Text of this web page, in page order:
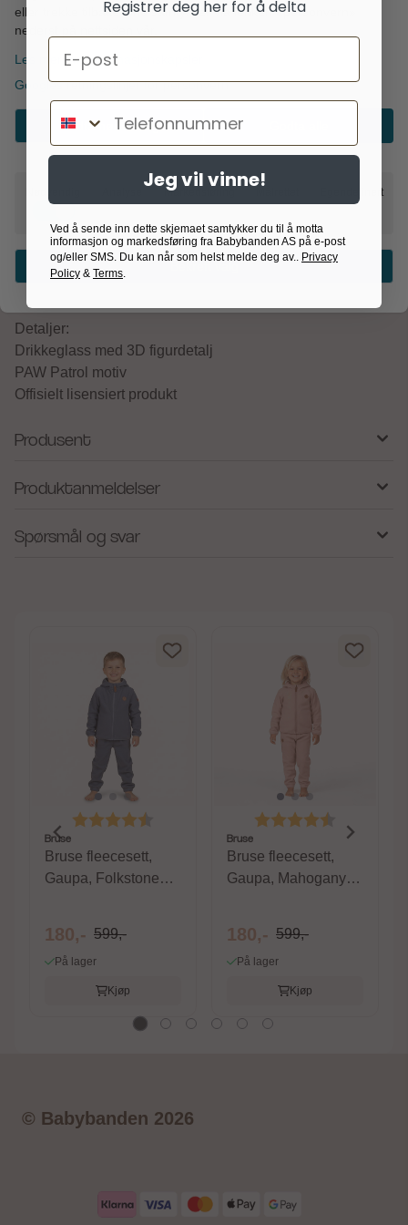
på lokket.
Perfekt til hverdagsbruk, bursdagsfester eller som en liten
Detaljer:
Drikkeglass med 3D figurdetalj
PAW Patrol motiv
Offisielt lisensiert produkt
Produsent
Produktanmeldelser
Spørsmål og svar
Karakter:
Bruse
Bruse fleecesett,
Gaupa, Folkstone
180,- 599,-
På lager
Kjøp
Karakter:
Bruse
Bruse fleecesett,
Gaupa, Mahogany
180,- 599,-
På lager
Kjøp
© Babybanden 2026
eller trekke tilbake dine samtykker via lenken «personvern»
nederst på nettsiden vår.
Les mer om informasjonskapsler
Googles retningslinjer for personvern
Godta nødvendig
Markedsføring Egendefinert
Bekreft valg
Registrer deg her for å delta
Email
Telefonnummer
Jeg vil vinne!
Ved å sende inn dette skjemaet samtykker du til å motta
informasjon og markedsføring fra Babybanden AS på e-post
og/eller SMS. Du kan når som helst melde deg av.. Privacy
Policy & Terms.